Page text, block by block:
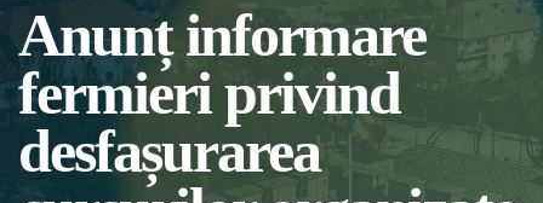
Anunț informare
fermieri privind
desfașurarea